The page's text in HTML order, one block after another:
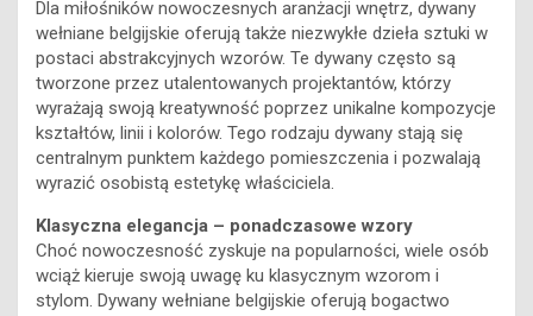
Abstrakcja i sztuka – wyraz osobowości
Dla miłośników nowoczesnych aranżacji wnętrz, dywany
wełniane belgijskie oferują także niezwykłe dzieła sztuki w
postaci abstrakcyjnych wzorów. Te dywany często są
tworzone przez utalentowanych projektantów, którzy
wyrażają swoją kreatywność poprzez unikalne kompozycje
kształtów, linii i kolorów. Tego rodzaju dywany stają się
centralnym punktem każdego pomieszczenia i pozwalają
wyrazić osobistą estetykę właściciela.
Klasyczna elegancja – ponadczasowe wzory
Choć nowoczesność zyskuje na popularności, wiele osób